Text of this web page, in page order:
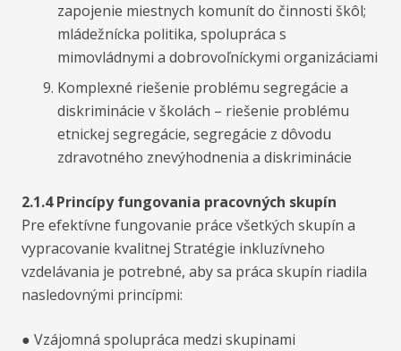
zapojenie miestnych komunít do činnosti škôl;
mládežnícka politika, spolupráca s
mimovládnymi a dobrovoľníckymi organizáciami
Komplexné riešenie problému segregácie a
diskriminácie v školách – riešenie problému
etnickej segregácie, segregácie z dôvodu
zdravotného znevýhodnenia a diskriminácie
2.1.4 Princípy fungovania pracovných skupín
Pre efektívne fungovanie práce všetkých skupín a
vypracovanie kvalitnej Stratégie inkluzívneho
vzdelávania je potrebné, aby sa práca skupín riadila
nasledovnými princípmi:
● Vzájomná spolupráca medzi skupinami